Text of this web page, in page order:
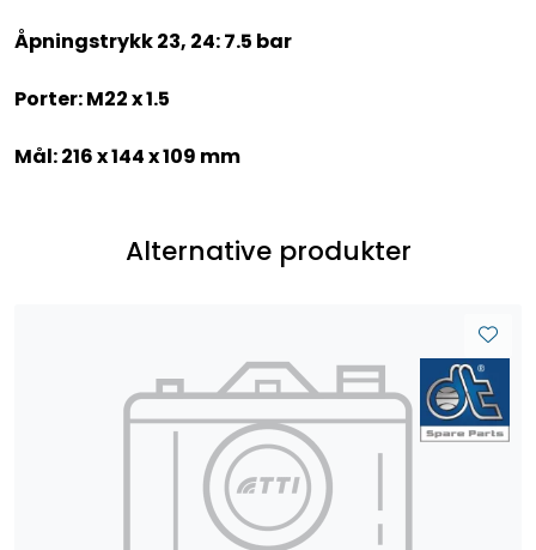
Åpningstrykk 23, 24: 7.5 bar
Porter: M22 x 1.5
Mål: 216 x 144 x 109 mm
Alternative produkter